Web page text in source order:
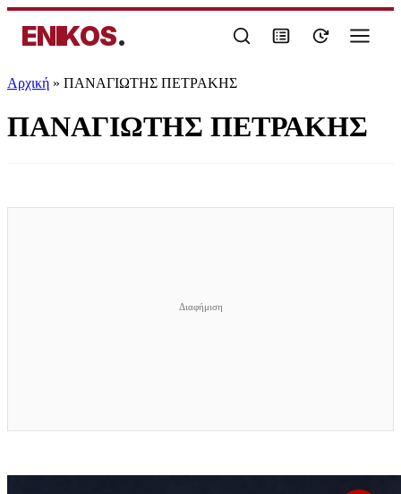
ENIKOS.
Αρχική » ΠΑΝΑΓΙΩΤΗΣ ΠΕΤΡΑΚΗΣ
ΠΑΝΑΓΙΩΤΗΣ ΠΕΤΡΑΚΗΣ